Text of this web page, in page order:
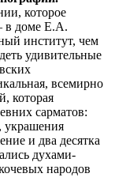
которое
в доме Е.А.
институт, чем
удивительные
всемирно
которая
сарматов:
украшения
и два десятка
духами-
народов